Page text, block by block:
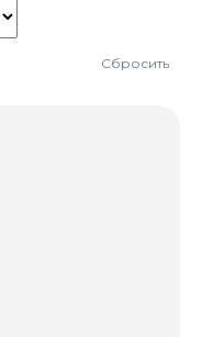
Сбросить